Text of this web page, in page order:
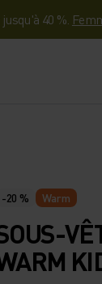
40 %.
-20 % Warm